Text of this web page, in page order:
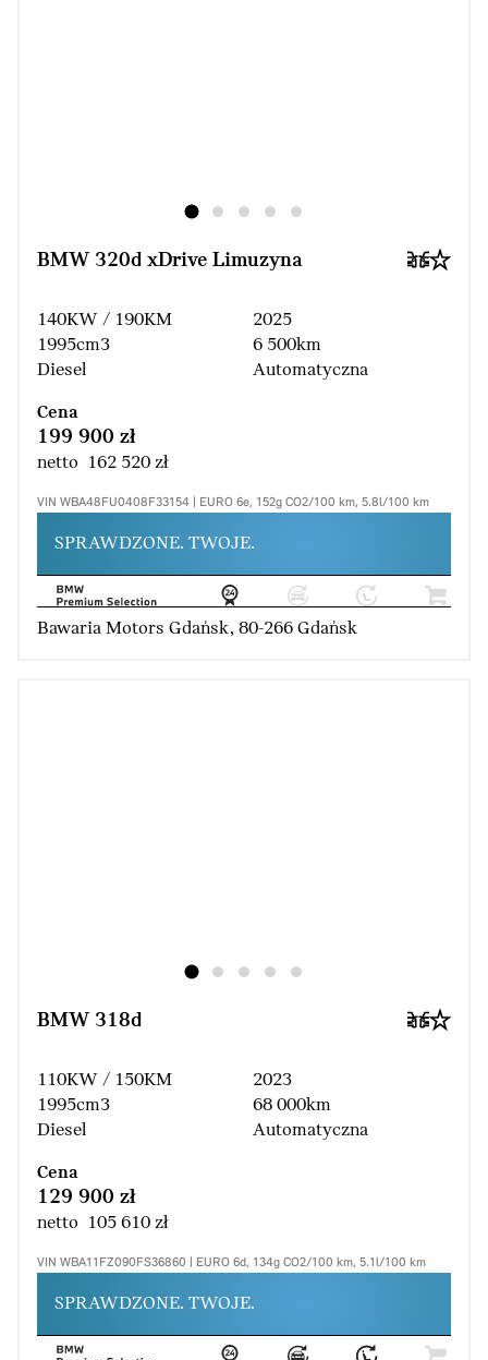
BMW 320d xDrive Limuzyna
140KW / 190KM
1995cm3
Diesel
2025
6 500km
Automatyczna
Cena
199 900 zł
netto 162 520 zł
VIN WBA48FU0408F33154 | EURO 6e, 152g CO2/100 km, 5.8l/100 km
SPRAWDZONE. TWOJE.
Bawaria Motors Gdańsk, 80-266 Gdańsk
BMW 318d
110KW / 150KM
1995cm3
Diesel
2023
68 000km
Automatyczna
Cena
129 900 zł
netto 105 610 zł
VIN WBA11FZ090FS36860 | EURO 6d, 134g CO2/100 km, 5.1l/100 km
SPRAWDZONE. TWOJE.